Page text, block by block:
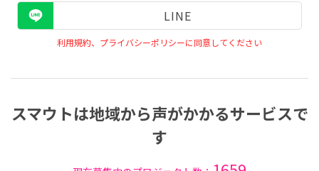
LINE
利用規約、プライバシーポリシーに同意してください
スマウトは地域から声がかかるサービスで
す